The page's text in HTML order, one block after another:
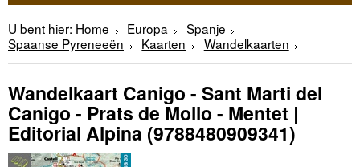
U bent hier: Home Europa
Spanje
Spaanse Pyreneeën
Kaarten Wandelkaarten
Wandelkaart Canigo - Sant Marti del
Canigo - Prats de Mollo - Mentet |
Editorial Alpina (9788480909341)